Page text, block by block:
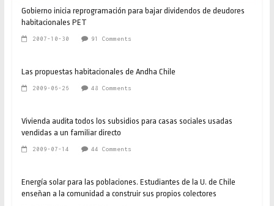
Gobierno inicia reprogramación para bajar dividendos de deudores
habitacionales PET
2007-10-30 91 Comments
Las propuestas habitacionales de Andha Chile
2009-06-26 48 Comments
Vivienda audita todos los subsidios para casas sociales usadas
vendidas a un familiar directo
2009-07-14 44 Comments
Energía solar para las poblaciones. Estudiantes de la U. de Chile
enseñan a la comunidad a construir sus propios colectores